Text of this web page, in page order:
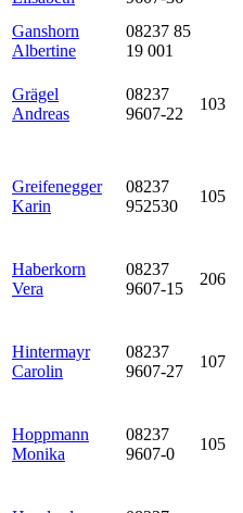
Ganshorn
Albertine
08237 85
19 001
Grägel
Andreas
08237
9607-22
103
Greifenegger
Karin
08237
952530
105
Haberkorn
Vera
08237
9607-15
206
Hintermayr
Carolin
08237
9607-27
107
Hoppmann
Monika
08237
9607-0
105